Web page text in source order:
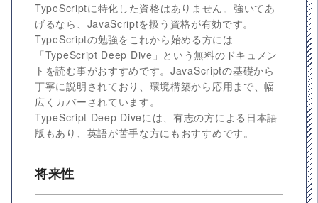
TypeScriptに特化した資格はありません。強いてあ
げるなら、JavaScriptを扱う資格が有効です。
TypeScriptの勉強をこれから始める方には
「TypeScript Deep Dive」という無料のドキュメン
トを読む事がおすすめです。JavaScriptの基礎から
丁寧に説明されており、環境構築から応用まで、幅
広くカバーされています。
TypeScript Deep Diveには、有志の方による日本語
版もあり、英語が苦手な方にもおすすめです。
将来性